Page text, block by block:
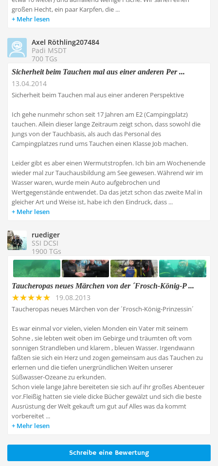
großen Hecht, ein paar Karpfen, die ...
Mehr lesen
Axel Röthling207484
Padi MSDT
700 TGs
Sicherheit beim Tauchen mal aus einer anderen Per ...
13.04.2014
Sicherheit beim Tauchen mal aus einer anderen Perspektive
Ich gehe nunmehr schon seit 17 Jahren am E2 (Campingplatz)
tauchen. Allein dieser lange Zeitraum zeigt schon, dass sowohl die
Jungs von der Tauchbasis, als auch das Personal des
Campingplatzes rund ums Tauchen einen Klasse Job machen.
Leider gibt es aber einen Wermutstropfen. Ich bin am Wochenende
wieder mal zur Tauchausbildung am See gewesen. Während wir im
Wasser waren, wurde mein Auto aufgebrochen und
Wertgegenstände entwendet. Da das jetzt schon das zweite Mal in
gleicher Art und Weise ist, habe ich den Eindruck, dass ...
Mehr lesen
ruediger
SSI DCSI
1900 TGs
Taucheropas neues Märchen von der ´Frosch-König-P ...
19.08.2013
Taucheropas neues Märchen von der ´Frosch-König-Prinzessin´
Es war einmal vor vielen, vielen Monden ein Vater mit seinem
Sohne , sie lebten weit oben im Gebirge und träumten oft vom
sonnigen Strandleben und klarem , bleuen Wasser. Irgendwann
faßten sie sich ein Herz und zogen gemeinsam aus das Tauchen zu
erlernen und die tiefen unergründlichen Weiten unserer
Süßwasser-Ozeane zu erkunden.
Schon viele lange Jahre bereiteten sie sich auf ihr großes Abenteuer
vor.Fleißig hatten sie viele dicke Bücher gewälzt und sich die beste
Ausrüstung der Welt gekauft um gut auf Alles was da kommt
vorbereitet ...
Mehr lesen
Schreibe eine Bewertung